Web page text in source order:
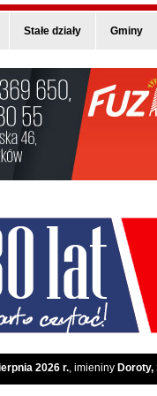
Stałe działy Gminy
2026 r., imieniny